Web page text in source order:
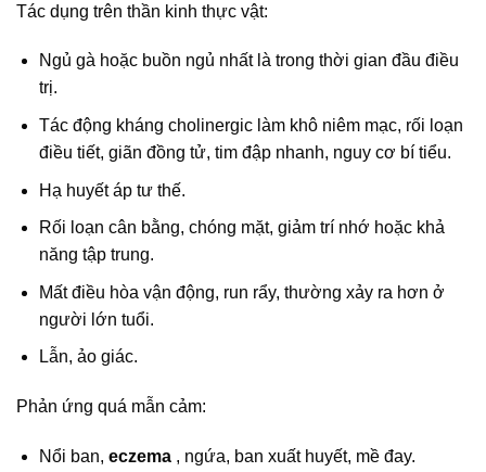
Tác dụng trên thần kinh thực vật:
Ngủ gà hoặc buồn ngủ nhất là trong thời gian đầu điều
trị.
Tác động kháng cholinergic làm khô niêm mạc, rối loạn
điều tiết, giãn đồng tử, tim đập nhanh, nguy cơ bí tiểu.
Hạ huyết áp tư thế.
Rối loạn cân bằng, chóng mặt, giảm trí nhớ hoặc khả
năng tập trung.
Mất điều hòa vận động, run rẩy, thường xảy ra hơn ở
người lớn tuổi.
Lẫn, ảo giác.
Phản ứng quá mẫn cảm:
Nổi ban, eczema , ngứa, ban xuất huyết, mề đay.